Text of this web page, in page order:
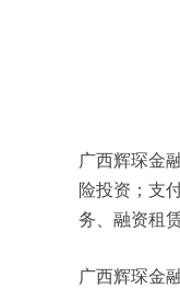
广西辉琛金
险投资；支
务、融资租
广西辉琛金